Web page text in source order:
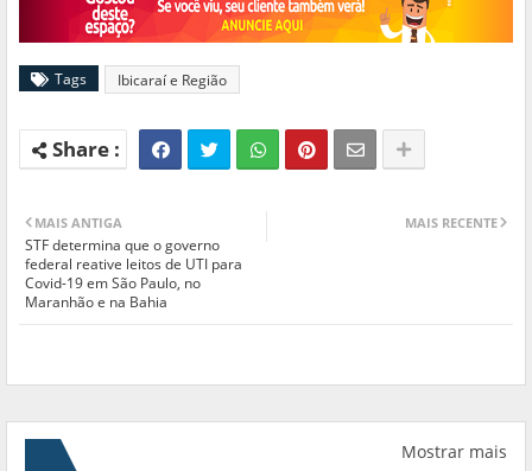
Tags Ibicaraí e Região
MAIS RECENTE
MAIS ANTIGA
STF determina que o governo
federal reative leitos de UTI para
Covid-19 em São Paulo, no
Maranhão e na Bahia
Mostrar mais